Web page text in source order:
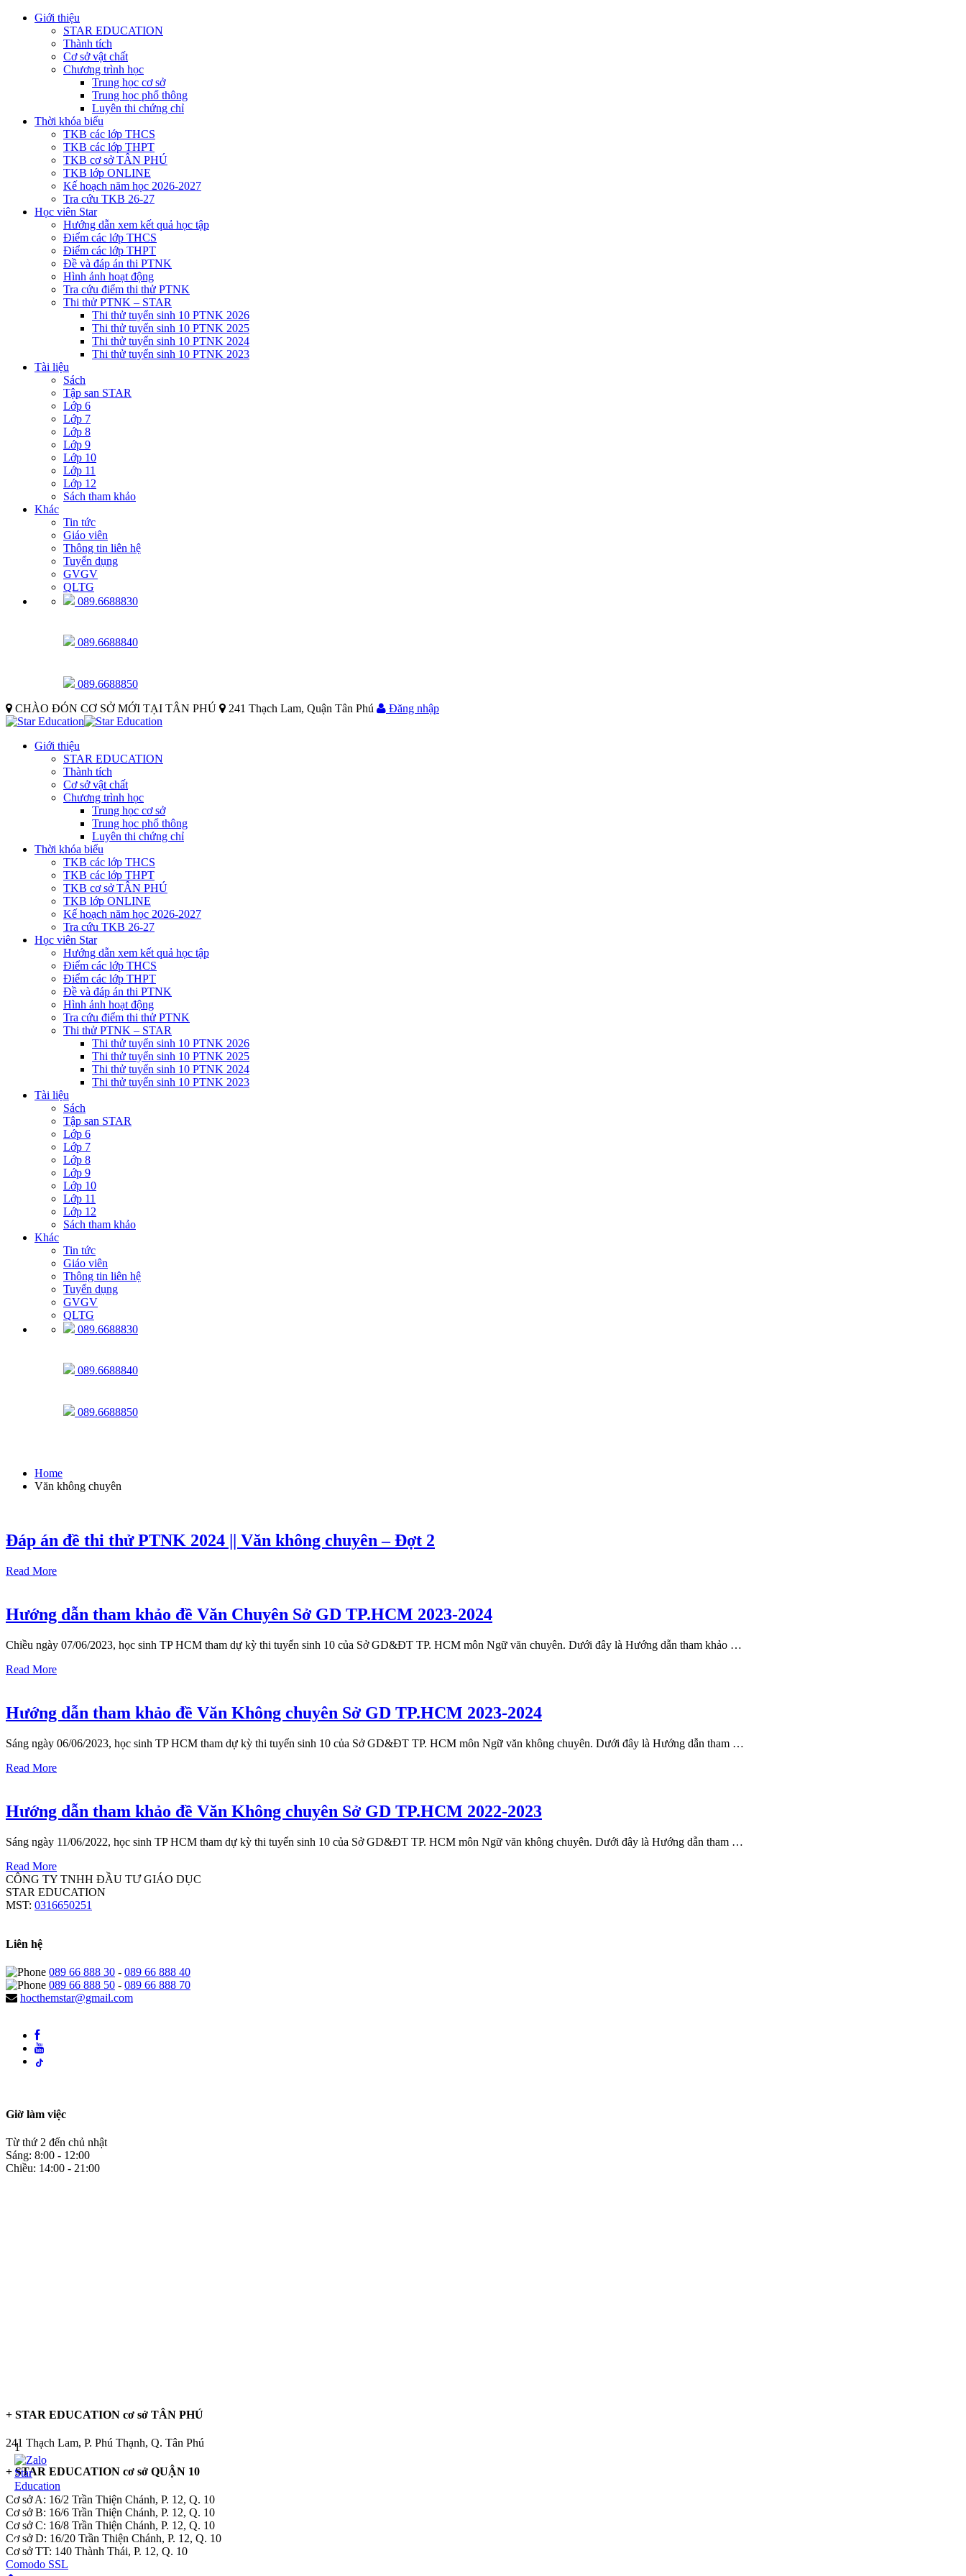
Giới thiệu
STAR EDUCATION
Thành tích
Cơ sở vật chất
Chương trình học
Trung học cơ sở
Trung học phổ thông
Luyên thi chứng chỉ
Thời khóa biểu
TKB các lớp THCS
TKB các lớp THPT
TKB cơ sở TÂN PHÚ
TKB lớp ONLINE
Kế hoạch năm học 2026-2027
Tra cứu TKB 26-27
Học viên Star
Hướng dẫn xem kết quả học tập
Điểm các lớp THCS
Điểm các lớp THPT
Đề và đáp án thi PTNK
Hình ảnh hoạt động
Tra cứu điểm thi thử PTNK
Thi thử PTNK – STAR
Thi thử tuyển sinh 10 PTNK 2026
Thi thử tuyển sinh 10 PTNK 2025
Thi thử tuyển sinh 10 PTNK 2024
Thi thử tuyển sinh 10 PTNK 2023
Tài liệu
Sách
Tập san STAR
Lớp 6
Lớp 7
Lớp 8
Lớp 9
Lớp 10
Lớp 11
Lớp 12
Sách tham khảo
Khác
Tin tức
Giáo viên
Thông tin liên hệ
Tuyển dụng
GVGV
QLTG
089.6688830
089.6688840
089.6688850
CHÀO ĐÓN CƠ SỞ MỚI TẠI TÂN PHÚ
241 Thạch Lam, Quận Tân Phú Đăng nhập
Giới thiệu
STAR EDUCATION
Thành tích
Cơ sở vật chất
Chương trình học
Trung học cơ sở
Trung học phổ thông
Luyên thi chứng chỉ
Thời khóa biểu
TKB các lớp THCS
TKB các lớp THPT
TKB cơ sở TÂN PHÚ
TKB lớp ONLINE
Kế hoạch năm học 2026-2027
Tra cứu TKB 26-27
Học viên Star
Hướng dẫn xem kết quả học tập
Điểm các lớp THCS
Điểm các lớp THPT
Đề và đáp án thi PTNK
Hình ảnh hoạt động
Tra cứu điểm thi thử PTNK
Thi thử PTNK – STAR
Thi thử tuyển sinh 10 PTNK 2026
Thi thử tuyển sinh 10 PTNK 2025
Thi thử tuyển sinh 10 PTNK 2024
Thi thử tuyển sinh 10 PTNK 2023
Tài liệu
Sách
Tập san STAR
Lớp 6
Lớp 7
Lớp 8
Lớp 9
Lớp 10
Lớp 11
Lớp 12
Sách tham khảo
Khác
Tin tức
Giáo viên
Thông tin liên hệ
Tuyển dụng
GVGV
QLTG
089.6688830
089.6688840
089.6688850
Home
Văn không chuyên
Đáp án đề thi thử PTNK 2024 || Văn không chuyên – Đợt 2
Read More
Hướng dẫn tham khảo đề Văn Chuyên Sở GD TP.HCM 2023-2024
Chiều ngày 07/06/2023, học sinh TP HCM tham dự kỳ thi tuyển sinh 10 của Sở GD&ĐT TP. HCM môn Ngữ văn chuyên. Dưới đây là Hướng dẫn tham khảo …
Read More
Hướng dẫn tham khảo đề Văn Không chuyên Sở GD TP.HCM 2023-2024
Sáng ngày 06/06/2023, học sinh TP HCM tham dự kỳ thi tuyển sinh 10 của Sở GD&ĐT TP. HCM môn Ngữ văn không chuyên. Dưới đây là Hướng dẫn tham …
Read More
Hướng dẫn tham khảo đề Văn Không chuyên Sở GD TP.HCM 2022-2023
Sáng ngày 11/06/2022, học sinh TP HCM tham dự kỳ thi tuyển sinh 10 của Sở GD&ĐT TP. HCM môn Ngữ văn không chuyên. Dưới đây là Hướng dẫn tham …
Read More
CÔNG TY TNHH ĐẦU TƯ GIÁO DỤC
STAR EDUCATION
MST: 0316650251
Liên hệ
089 66 888 30 - 089 66 888 40
089 66 888 50 - 089 66 888 70
hocthemstar@gmail.com
Giờ làm việc
Từ thứ 2 đến chủ nhật
Sáng: 8:00 - 12:00
Chiều: 14:00 - 21:00
+ STAR EDUCATION cơ sở TÂN PHÚ
241 Thạch Lam, P. Phú Thạnh, Q. Tân Phú
+ STAR EDUCATION cơ sở QUẬN 10
Cơ sở A: 16/2 Trần Thiện Chánh, P. 12, Q. 10
Cơ sở B: 16/6 Trần Thiện Chánh, P. 12, Q. 10
Cơ sở C: 16/8 Trần Thiện Chánh, P. 12, Q. 10
Cơ sở D: 16/20 Trần Thiện Chánh, P. 12, Q. 10
Cơ sở TT: 140 Thành Thái, P. 12, Q. 10
Comodo SSL
1